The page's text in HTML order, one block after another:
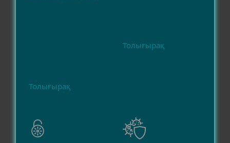
Толығырақ
Толығырақ